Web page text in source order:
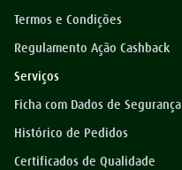
Termos e Condições
Regulamento Ação Cashback
Serviços
Ficha com Dados de Segurança
Histórico de Pedidos
Certificados de Qualidade